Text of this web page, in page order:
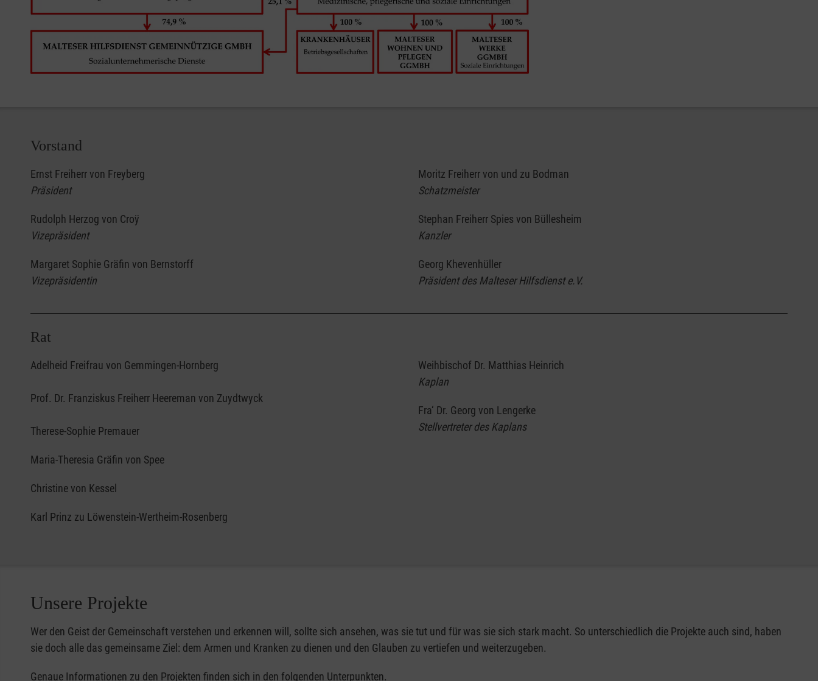
Vorstand
Ernst Freiherr von Freyberg
Präsident
Rudolph Herzog von Croÿ
Vizepräsident
Margaret Sophie Gräfin von Bernstorff
Vizepräsidentin
Moritz Freiherr von und zu Bodman
Schatzmeister
Stephan Freiherr Spies von Büllesheim
Kanzler
Georg Khevenhüller
Präsident des Malteser Hilfsdienst e.V.
Rat
Adelheid Freifrau von Gemmingen-Hornberg
Prof. Dr. Franziskus Freiherr Heereman von Zuydtwyck
Therese-Sophie Premauer
Maria-Theresia Gräfin von Spee
Christine von Kessel
Karl Prinz zu Löwenstein-Wertheim-Rosenberg
Weihbischof Dr. Matthias Heinrich
Kaplan
Fra‘ Dr. Georg von Lengerke
Stellvertreter des Kaplans
Unsere Projekte
Wer den Geist der Gemeinschaft verstehen und erkennen will, sollte sich ansehen, was sie tut und für was sie sich stark macht. So unterschiedlich die Projekte auch sind, haben
sie doch alle das gemeinsame Ziel: dem Armen und Kranken zu dienen und den Glauben zu vertiefen und weiterzugeben.
Genaue Informationen zu den Projekten finden sich in den folgenden Unterpunkten.